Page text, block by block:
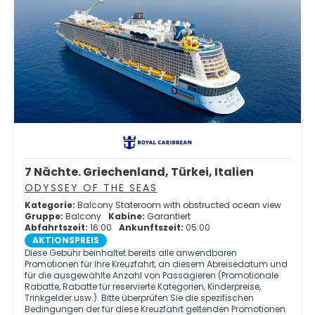
7 Nächte. Griechenland, Türkei, Italien
ODYSSEY OF THE SEAS
Kategorie: Balcony Stateroom with obstructed ocean view
Gruppe: Balcony Kabine: Garantiert
Abfahrtszeit: 16:00 Ankunftszeit: 05:00
AKTIONSPREIS
Diese Gebühr beinhaltet bereits alle anwendbaren
Promotionen für Ihre Kreuzfahrt, an diesem Abreisedatum und
für die ausgewählte Anzahl von Passagieren (Promotionale
Rabatte, Rabatte für reservierte Kategorien, Kinderpreise,
Trinkgelder usw.). Bitte überprüfen Sie die spezifischen
Bedingungen der für diese Kreuzfahrt geltenden Promotionen.